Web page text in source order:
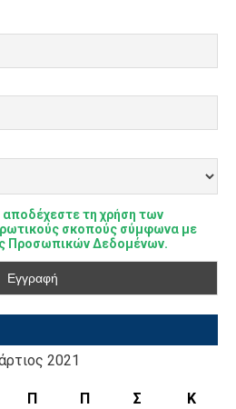
τη χρήση των
σκοπούς σύμφωνα με
Προσωπικών Δεδομένων.
2021
Π Π Σ
Κ